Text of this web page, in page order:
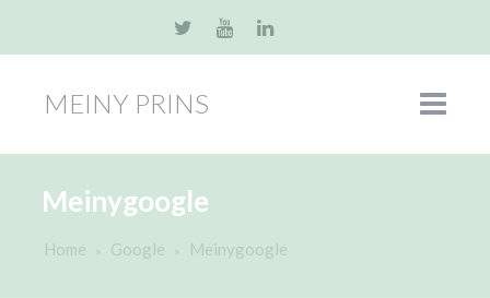
MEINY PRINS
Meinygoogle
Home Google Meinygoogle